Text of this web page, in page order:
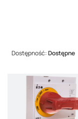
Dostępność:Dostępne